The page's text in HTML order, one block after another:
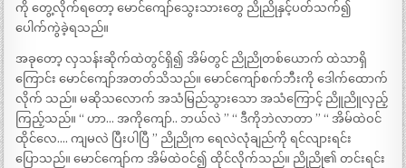
ကို တွေ့လိုက်ရတော့ မောင်ကျော်သွေးသားတွေ ညိုညိုနှင့်ပတ်သက်၍
ပေါက်ကွဲခဲ့ရသည်။
အခုတော့ လှသန်းဆိုက်ထဲတွင်ရှိ၍ အိမ်တွင် ညိုညိုတစ်ယောက် ထဲသာရှိ
ကြောင်း မောင်ကျော်အတတ်သိသည်။ မောင်ကျော်စက်ဘီးကို ဒေါက်ထောက်
လိုက် သည်။ မဆိုသလောက် အသံမြည်သွားသော အသံကြောင့် ညိူညိူလှည့်
ကြည့်သည်။ “ ဟာ… အကိုကျော်.. ဘယ်လဲ ” “ ဒီကိုဘဲလာတာ ” “ အိမ်ထဲဝင်
ထိုင်လေ…. ကျမလဲ ပြီးပါပြီ ” ညိုညိုက ရေလဲလုံချည်ကို ရင်လျားရင်း
ပြောသည်။ မောင်ကျော်က အိမ်ထဲဝင်၍ ထိုင်လိုက်သည်။ ညိုညို၏ တင်းရင်း